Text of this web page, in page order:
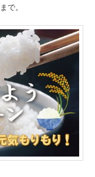
まで。